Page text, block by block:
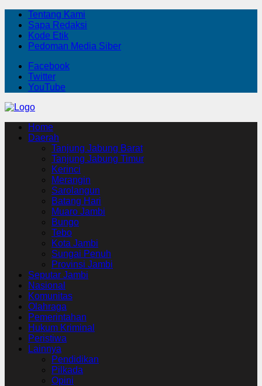
Tentang Kami
Sapa Redaksi
Kode Etik
Pedoman Media Siber
Facebook
Twitter
YouTube
Home
Daerah
Tanjung Jabung Barat
Tanjung Jabung Timur
Kerinci
Merangin
Sarolangun
Batang Hari
Muaro Jambi
Bungo
Tebo
Kota Jambi
Sungai Penuh
Provinsi Jambi
Seputar Jambi
Nasional
Komunitas
Olahraga
Pemerintahan
Hukum Kriminal
Peristiwa
Lainnya
Pendidikan
Pilkada
Opini